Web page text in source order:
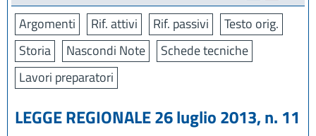
Argomenti Rif. attivi Rif. passivi
Testo orig.
Storia
Nascondi Note
Schede tecniche
Lavori preparatori
LEGGE REGIONALE 26 luglio 2013, n. 11